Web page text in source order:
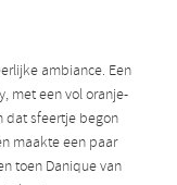
ambiance. Een
met een vol oranje-
dat sfeertje begon
maakte een paar
toen Danique van